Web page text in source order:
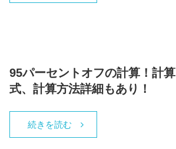
95パーセントオフの計算！計算
式、計算方法詳細もあり！
続きを読む